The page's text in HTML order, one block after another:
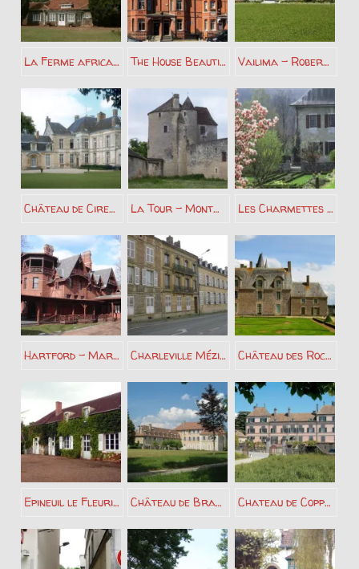
La Ferme africaine – Karen Blixen The House Beautiful – Oscar Wilde Vailima – Robert Louis Stevenson
Château de Cirey – Voltaire La Tour – Montaigne Les Charmettes – Jean Jacques Rousseau
Hartford – Mark Twain Charleville Mézières – Arthur Rimbaud Château des Rochers – Madame de Sévigné
Epineuil le Fleuriel – Alain Fournier Château de Brangues – Paul Claudel Chateau de Coppet – Madame de Staël